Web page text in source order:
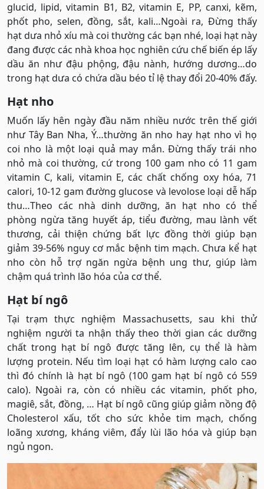
glucid, lipid, vitamin B1, B2, vitamin E, PP, canxi, kẽm,
phốt pho, selen, đồng, sắt, kali…Ngoài ra, Đừng thấy
hạt dưa nhỏ xíu mà coi thường các bạn nhé, loại hạt này
đang được các nhà khoa học nghiên cứu chế biến ép lấy
dầu ăn như đậu phộng, đậu nành, hướng dương…do
trong hạt dưa có chứa dầu béo tỉ lệ thay đổi 20-40% đấy.
Hạt nho
Muốn lấy hên ngày đầu năm nhiều nước trên thế giới
như Tây Ban Nha, Ý…thường ăn nho hay hạt nho vì họ
coi nho là một loại quả may mắn. Đừng thấy trái nho
nhỏ mà coi thường, cứ trong 100 gam nho có 11 gam
vitamin C, kali, vitamin E, các chất chống oxy hóa, 71
calori, 10-12 gam đường glucose và levolose loại dễ hấp
thu…Theo các nhà dinh dưỡng, ăn hạt nho có thể
phòng ngừa tăng huyết áp, tiểu đường, mau lành vết
thương, cải thiện chứng bất lực đồng thời giúp bạn
giảm 39-56% nguy cơ mắc bệnh tim mạch. Chưa kể hạt
nho còn hỗ trợ ngăn ngừa bệnh ung thư, giúp làm
chậm quá trình lão hóa của cơ thể.
Hạt bí ngô
Tại trạm thực nghiệm Massachusetts, sau khi thử
nghiệm người ta nhận thấy theo thời gian các dưỡng
chất trong hạt bí ngô được tăng lên, cụ thể là hàm
lượng protein. Nếu tìm loại hạt có hàm lượng calo cao
thì đó chính là hạt bí ngô (100 gam hạt bí ngô có 559
calo). Ngoài ra, còn có nhiều các vitamin, phốt pho,
magiê, sắt, đồng, … Hạt bí ngô cũng giúp giảm nồng độ
Cholesterol xấu, tốt cho sức khỏe tim mạch, chống
loãng xương, kháng viêm, đẩy lùi lão hóa và giúp bạn
ngủ ngon.